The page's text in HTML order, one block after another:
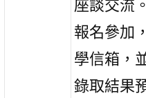
座談交流
報名參加
學信箱，
錄取結果